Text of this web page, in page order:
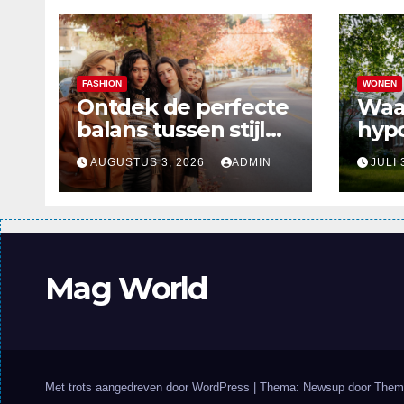
FASHION
Ontdek de perfecte
balans tussen stijl
en comfort in de
nieuwste
damesmode
AUGUSTUS 3, 2026 ADMIN
WONEN
JULI
Mag World
Met trots aangedreven door WordPress Thema: Newsup door